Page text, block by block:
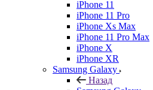
iPhone 11
iPhone 11 Pro
iPhone Xs Max
iPhone 11 Pro Max
iPhone X
iPhone XR
Samsung Galaxy
Назад